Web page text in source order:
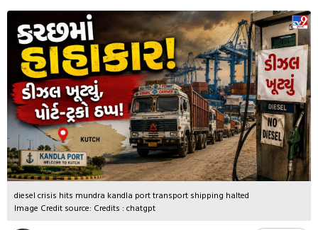
diesel crisis hits mundra kandla port transport shipping halted
Image Credit source: Credits : chatgpt